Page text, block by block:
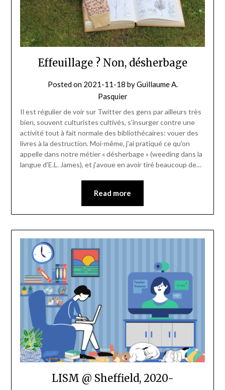
Effeuillage ? Non, désherbage
Posted on 2021-11-18 byGuillaume A.
Pasquier
Il est régulier de voir sur Twitter des gens par ailleurs très
bien, souvent culturistes cultivés, s’insurger contre une
activité tout à fait normale des bibliothécaires: vouer des
livres à la destruction. Moi-même, j’ai pratiqué ce qu’on
appelle dans notre métier « désherbage » (weeding dans la
langue d’E.L. James), et j’avoue en avoir tiré beaucoup de…
Read more
LISM @ Sheffield, 2020-